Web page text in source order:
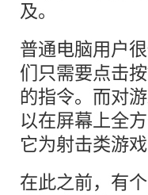
及。
普通电脑用户
们只需要点击
的指令。而对
以在屏幕上全
它为射击类游
在此之前，有